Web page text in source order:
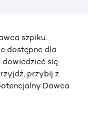
szpiku.
dostępne dla
się
przybij z
Dawca